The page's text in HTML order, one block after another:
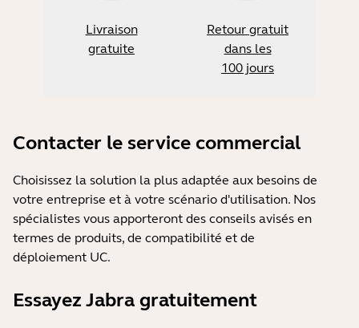
Livraison
gratuite
Retour gratuit
dans les
100 jours
Contacter le service commercial
Choisissez la solution la plus adaptée aux besoins de
votre entreprise et à votre scénario d'utilisation. Nos
spécialistes vous apporteront des conseils avisés en
termes de produits, de compatibilité et de
déploiement UC.
Essayez Jabra gratuitement